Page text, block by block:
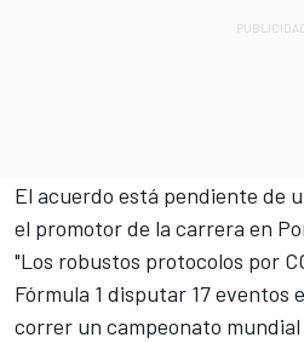
El acuerdo está pendiente de
el promotor de la carrera en
"Los robustos protocolos por
Fórmula 1 disputar 17 eventos
correr un campeonato mundial